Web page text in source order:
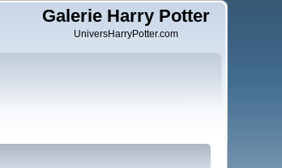
Galerie Harry Potter
UniversHarryPotter.com